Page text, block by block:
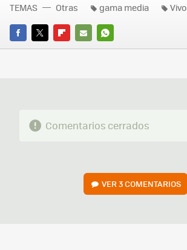
FACEBOOK
TWITTERFLIPBOARD
E-
WHATSAPP
TEMAS Otras gama media Vivo
Comentarios cerrados
VER3 COMENTARIOS